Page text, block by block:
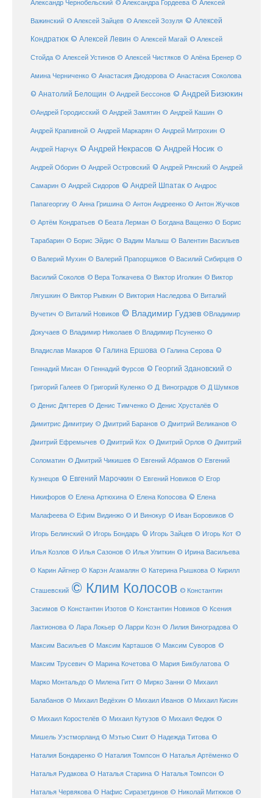
Александр Чернобельский © Александра Гордеева © Алексей
Важинский © Алексей Зайцев © Алексей Зозуля © Алексей
Кондратюк © Алексей Левин © Алексей Магай © Алексей
Стойда © Алексей Устинов © Алексей Чистяков © Алёна Бренер ©
Амина Черниченко © Анастасия Диодорова © Анастасия Соколова
© Анатолий Белощин © Андрей Бессонов © Андрей Бизюкин
©Андрей Городисский © Андрей Замятин © Андрей Кашин ©
Андрей Крапивной © Андрей Маркарян © Андрей Митрохин ©
Андрей Нарчук © Андрей Некрасов © Андрей Носик ©
Андрей Оборин © Андрей Островский © Андрей Рянский © Андрей
Самарин © Андрей Сидоров © Андрей Шпатак © Андрос
Папагеоргиу © Анна Гришина © Антон Андреенко © Антон Жучков
© Артём Кондратьев © Беата Лерман © Богдана Ващенко © Борис
Тарабарин © Борис Эйдис © Вадим Малыш © Валентин Васильев
© Валерий Мухин © Валерий Прапорщиков © Василий Сибирцев ©
Василий Соколов © Вера Толкачева © Виктор Иголкин © Виктор
Лягушкин © Виктор Рывкин © Виктория Наследова © Виталий
Вучетич © Виталий Новиков © Владимир Гудзев ©Владимир
Докучаев © Владимир Николаев © Владимир Псуненко ©
Владислав Макаров © Галина Ершова © Галина Серова ©
Геннадий Мисан © Геннадий Фурсов © Георгий Здановский ©
Григорий Галеев © Григорий Куленко © Д. Виноградов © Д Шумков
© Денис Дягтерев © Денис Тимченко © Денис Хрусталёв ©
Димитрис Димитриу © Дмитрий Баранов © Дмитрий Великанов ©
Дмитрий Ефремычев © Дмитрий Кох © Дмитрий Орлов © Дмитрий
Соломатин © Дмитрий Чикишев © Евгений Абрамов © Евгений
Кузнецов © Евгений Марочкин © Евгений Новиков © Егор
Никифоров © Елена Артюхина © Елена Копосова © Елена
Малафеева © Ефим Видинжо © И Винокур © Иван Боровиков ©
Игорь Белинский © Игорь Бондарь © Игорь Зайцев © Игорь Кот ©
Илья Козлов © Илья Сазонов © Илья Улиткин © Ирина Васильева
© Карин Айгнер © Карэн Агамалян © Катерина Рышкова © Кирилл
Сташевский © Клим Колосов © Константин
Засимов © Константин Изотов © Константин Новиков © Ксения
Лактионова © Лара Локьер © Ларри Коэн © Лилия Виноградова ©
Максим Васильев © Максим Карташов © Максим Суворов ©
Максим Трусевич © Марина Кочетова © Мария Бикбулатова ©
Марко Монтальдо © Милена Гитт © Мирко Занни © Михаил
Балабанов © Михаил Ведёхин © Михаил Иванов © Михаил Кисин
© Михаил Коростелёв © Михаил Кутузов © Михаил Федюк ©
Мишель Уэстморланд © Мэтью Смит © Надежда Титова ©
Наталия Бондаренко © Наталия Томпсон © Наталья Артёменко ©
Наталья Рудакова © Наталья Старина © Наталья Томпсон ©
Наталья Червякова © Нафис Сиразетдинов © Николай Митюков ©